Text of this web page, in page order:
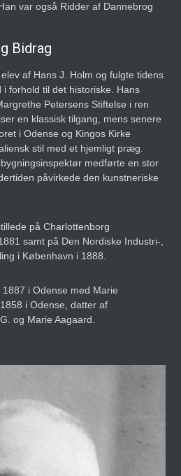
var også Ridder af Dannebrog
Bidrag
af Hans J. Holm og fulgte tidens
forhold til det historiske. Hans
Petersens Stiftelse i ren
en klassisk tilgang, mens senere
i Odense og Kingos Kirke
stil med et hjemligt præg.
medførte en stor
påvirkede den kunstneriske
på Charlottenborg
samt på Den Nordiske Industri-,
i København i 1888.
i Odense med Marie
i Odense, datter af
og Marie Aagaard.